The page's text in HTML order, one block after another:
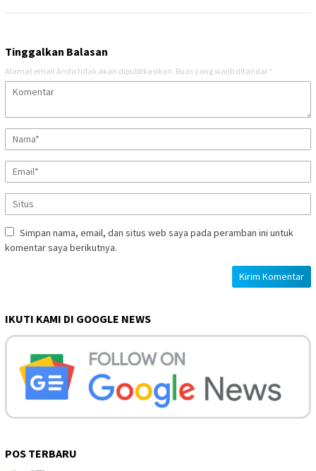
Tinggalkan Balasan
Alamat email Anda tidak akan dipublikasikan. Ruas yang wajib ditandai *
Simpan nama, email, dan situs web saya pada peramban ini untuk
komentar saya berikutnya.
IKUTI KAMI DI GOOGLE NEWS
POS TERBARU